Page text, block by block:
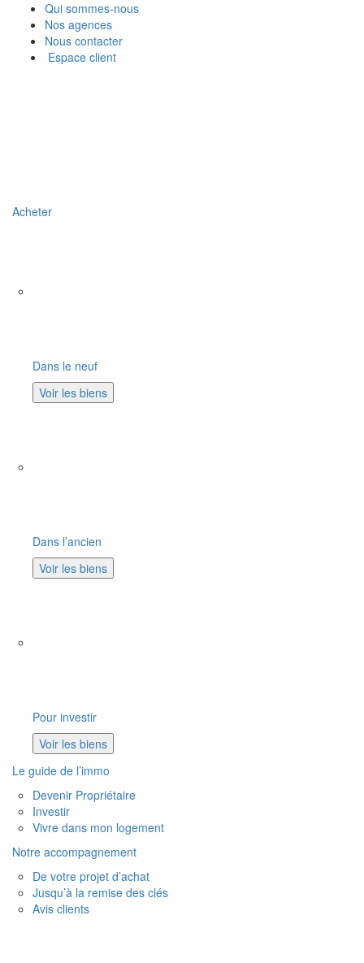
Qui sommes-nous
Nos agences
Nous contacter
Espace client
Acheter
Dans le neuf
Voir les biens
Dans l’ancien
Voir les biens
Pour investir
Voir les biens
Le guide de l’immo
Devenir Propriétaire
Investir
Vivre dans mon logement
Notre accompagnement
De votre projet d’achat
Jusqu’à la remise des clés
Avis clients